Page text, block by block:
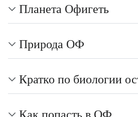
Планета Офигеть
Природа ОФ
Кратко по биологии